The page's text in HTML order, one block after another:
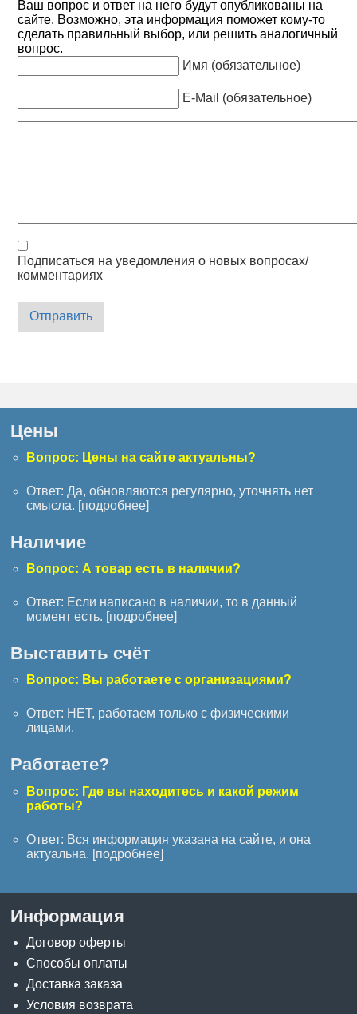
Ваш вопрос и ответ на него будут опубликованы на
сайте. Возможно, эта информация поможет кому-то
сделать правильный выбор, или решить аналогичный
вопрос.
Имя (обязательное)
E-Mail (обязательное)
Подписаться на уведомления о новых вопросах/
комментариях
Отправить
Цены
Вопрос: Цены на сайте актуальны?
Ответ: Да, обновляются регулярно, уточнять нет
смысла. [подробнее]
Наличие
Вопрос: А товар есть в наличии?
Ответ: Если написано в наличии, то в данный
момент есть. [подробнее]
Выставить счёт
Вопрос: Вы работаете с организациями?
Ответ: НЕТ, работаем только с физическими
лицами.
Работаете?
Вопрос: Где вы находитесь и какой режим
работы?
Ответ: Вся информация указана на сайте, и она
актуальна. [подробнее]
Информация
Договор оферты
Способы оплаты
Доставка заказа
Условия возврата